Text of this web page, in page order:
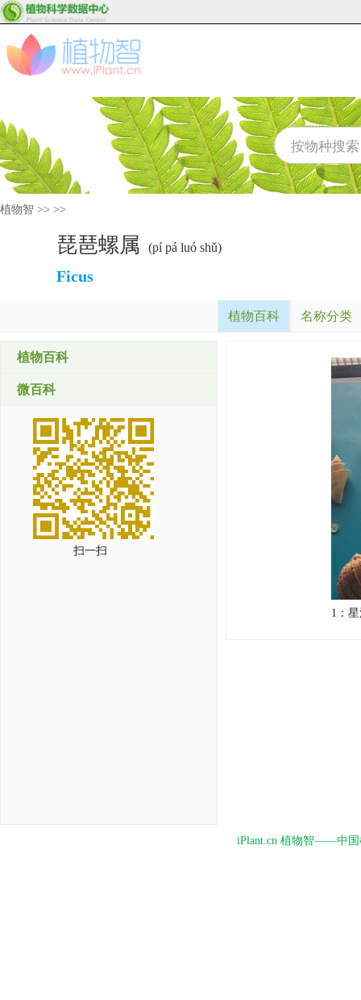
植物智 >> >>
琵琶螺属 (pí pá luó shǔ)
Ficus
植物百科 名称分类
植物百科
微百科
扫一扫
1：
iPlant.cn 植物智——中国